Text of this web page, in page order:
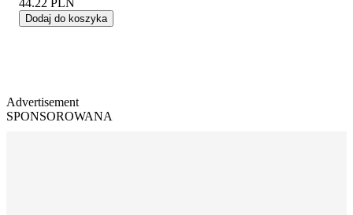
Dodaj do koszyka
Advertisement
SPONSOROWANA